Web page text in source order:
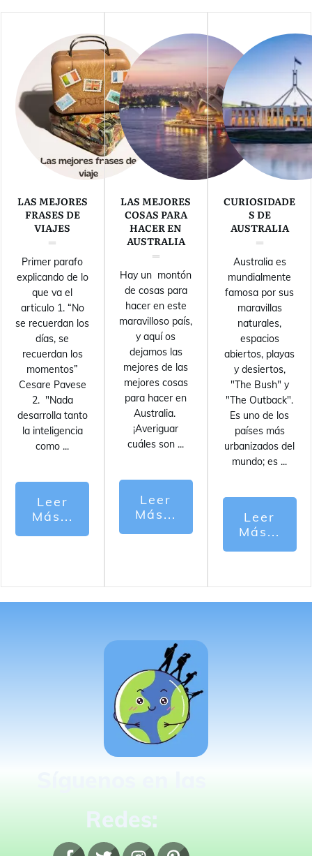
LAS MEJORES
FRASES DE
VIAJES
Primer parafo
explicando de lo
que va el
articulo 1. “No
se recuerdan los
días, se
recuerdan los
momentos”
Cesare Pavese
2. "Nada
desarrolla tanto
la inteligencia
como ...
Leer
Más...
LAS MEJORES
COSAS PARA
HACER EN
AUSTRALIA
Hay un montón
de cosas para
hacer en este
maravilloso país,
y aquí os
dejamos las
mejores de las
mejores cosas
para hacer en
Australia.
¡Averiguar
cuáles son ...
Leer
Más...
CURIOSIDADE
S DE
AUSTRALIA
Australia es
mundialmente
famosa por sus
maravillas
naturales,
espacios
abiertos, playas
y desiertos,
"The Bush" y
"The Outback".
Es uno de los
países más
urbanizados del
mundo; es ...
Leer
Más...
Redes: